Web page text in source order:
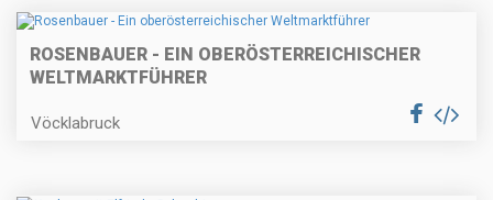
ROSENBAUER - EIN OBERÖSTERREICHISCHER
WELTMARKTFÜHRER
Vöcklabruck